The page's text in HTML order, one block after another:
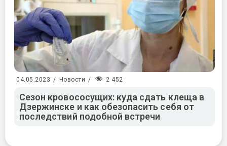
04.05.2023 / Новости / 2 452
Сезон кровососущих: куда сдать клеща в
Дзержинске и как обезопасить себя от
последствий подобной встречи